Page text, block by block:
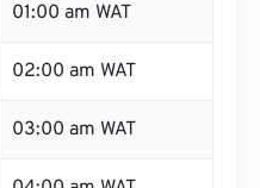
01:00 am WAT
02:00 am WAT
03:00 am WAT